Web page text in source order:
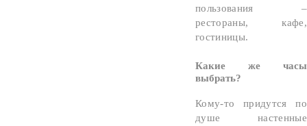
пользования –
рестораны, кафе,
гостиницы.
Какие же часы
выбрать?
Кому-то придутся по
душе настенные